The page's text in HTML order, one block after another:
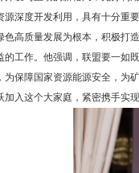
源深度开发利用，具有十分重
色高质量发展为根本，积极打
的工作。他强调，联盟要一如
为保障国家资源能源安全，为
加入这个大家庭，紧密携手实